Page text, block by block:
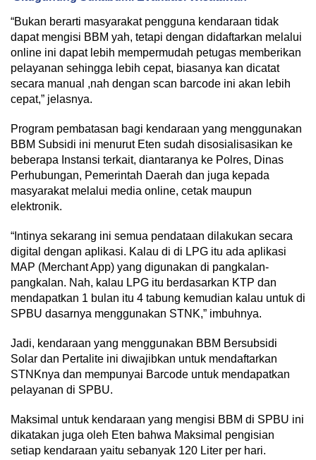
“Bukan berarti masyarakat pengguna kendaraan tidak
dapat mengisi BBM yah, tetapi dengan didaftarkan melalui
online ini dapat lebih mempermudah petugas memberikan
pelayanan sehingga lebih cepat, biasanya kan dicatat
secara manual ,nah dengan scan barcode ini akan lebih
cepat,” jelasnya.
Program pembatasan bagi kendaraan yang menggunakan
BBM Subsidi ini menurut Eten sudah disosialisasikan ke
beberapa Instansi terkait, diantaranya ke Polres, Dinas
Perhubungan, Pemerintah Daerah dan juga kepada
masyarakat melalui media online, cetak maupun
elektronik.
“Intinya sekarang ini semua pendataan dilakukan secara
digital dengan aplikasi. Kalau di di LPG itu ada aplikasi
MAP (Merchant App) yang digunakan di pangkalan-
pangkalan. Nah, kalau LPG itu berdasarkan KTP dan
mendapatkan 1 bulan itu 4 tabung kemudian kalau untuk di
SPBU dasarnya menggunakan STNK,” imbuhnya.
Jadi, kendaraan yang menggunakan BBM Bersubsidi
Solar dan Pertalite ini diwajibkan untuk mendaftarkan
STNKnya dan mempunyai Barcode untuk mendapatkan
pelayanan di SPBU.
Maksimal untuk kendaraan yang mengisi BBM di SPBU ini
dikatakan juga oleh Eten bahwa Maksimal pengisian
setiap kendaraan yaitu sebanyak 120 Liter per hari.